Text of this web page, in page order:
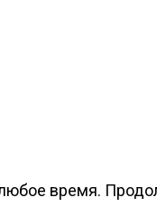
время.